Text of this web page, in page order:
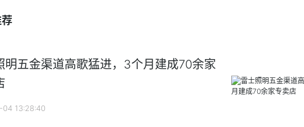
明五金渠道高歌猛进，3个月建成70余家
04 13:28:40